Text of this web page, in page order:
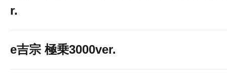
r.
e吉宗 極乗3000ver.